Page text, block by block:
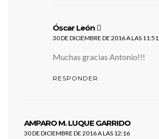
Óscar León
30 DE DICIEMBRE DE 2016 A LAS 11:51
Muchas gracias Antonio!!!
RESPONDER
AMPARO M. LUQUE GARRIDOdice:
30 DE DICIEMBRE DE 2016 A LAS 12:16